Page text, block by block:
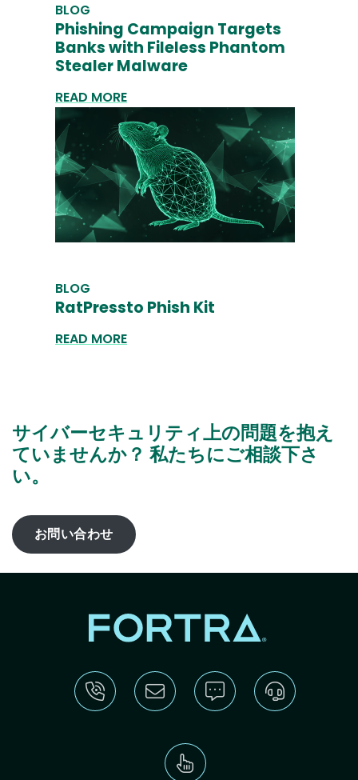
BLOG
Phishing Campaign Targets
Banks with Fileless Phantom
Stealer Malware
READ MORE
BLOG
RatPressto Phish Kit
READ MORE
サイバーセキュリティ上の問題を抱え
ていませんか？ 私たちにご相談下さ
い。
お問い合わせ